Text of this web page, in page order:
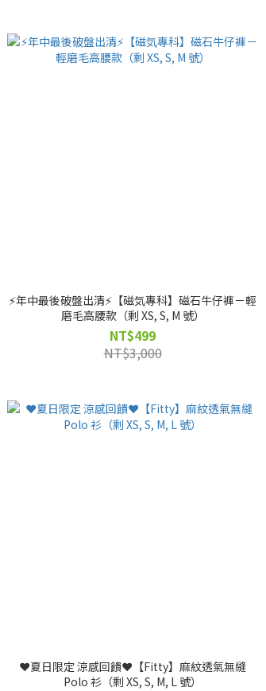
⚡️年中最後破盤出清⚡️【磁気專科】磁石牛仔褲－輕
磨毛高腰款（剩 XS, S, M 號）
NT$499
NT$3,000
❤️夏日限定 涼感回饋❤️【Fitty】麻紋透氣無縫
Polo 衫（剩 XS, S, M, L 號）